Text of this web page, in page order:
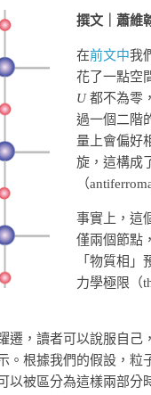
撰文｜蕭維
在前文中我
花了一點空
U都不為零
過一個二階
量上會偏好
旋，這構成
（
事實上，這
僅兩個節點
「物質相
力學極限（
，讀者可以說服自己
根據我們的假設，粒
被區分為這樣兩部分